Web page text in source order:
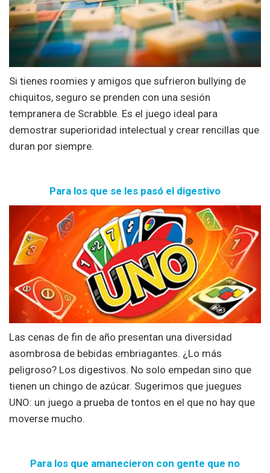
Si tienes roomies y amigos que sufrieron bullying de
chiquitos, seguro se prenden con una sesión
tempranera de Scrabble. Es el juego ideal para
demostrar superioridad intelectual y crear rencillas que
duran por siempre.
Para los que se les pasó el digestivo
Las cenas de fin de año presentan una diversidad
asombrosa de bebidas embriagantes. ¿Lo más
peligroso? Los digestivos. No solo empedan sino que
tienen un chingo de azúcar. Sugerimos que juegues
UNO: un juego a prueba de tontos en el que no hay que
moverse mucho.
Para los que amanecieron con gente que no